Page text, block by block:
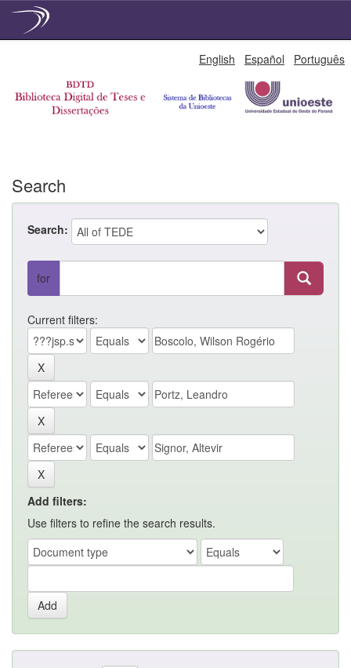
English Español Português
Search
Search:
for
Current filters:
Add filters:
Use filters to refine the search results.